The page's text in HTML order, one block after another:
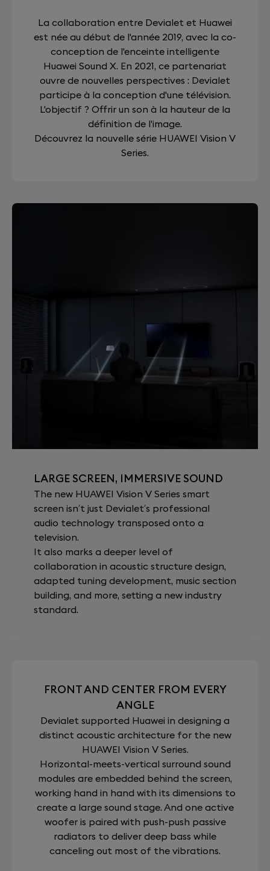
La collaboration entre Devialet et Huawei
est née au début de l'année 2019, avec la co-
conception de l'enceinte intelligente
Huawei Sound X. En 2021, ce partenariat
ouvre de nouvelles perspectives : Devialet
participe à la conception d'une télévision.
L'objectif ? Offrir un son à la hauteur de la
définition de l'image.
Découvrez la nouvelle série HUAWEI Vision V
Series.
LARGE SCREEN, IMMERSIVE SOUND
The new HUAWEI Vision V Series smart
screen isn’t just Devialet’s professional
audio technology transposed onto a
television.
It also marks a deeper level of
collaboration in acoustic structure design,
adapted tuning development, music section
building, and more, setting a new industry
standard.
FRONT AND CENTER FROM EVERY
ANGLE
Devialet supported Huawei in designing a
distinct acoustic architecture for the new
HUAWEI Vision V Series.
Horizontal-meets-vertical surround sound
modules are embedded behind the screen,
working hand in hand with its dimensions to
create a large sound stage. And one active
woofer is paired with push-push passive
radiators to deliver deep bass while
canceling out most of the vibrations.